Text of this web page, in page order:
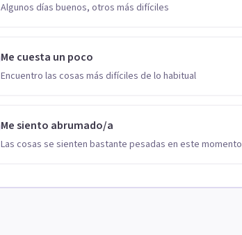
Algunos días buenos, otros más difíciles
Me cuesta un poco
Encuentro las cosas más difíciles de lo habitual
Me siento abrumado/a
Las cosas se sienten bastante pesadas en este momento